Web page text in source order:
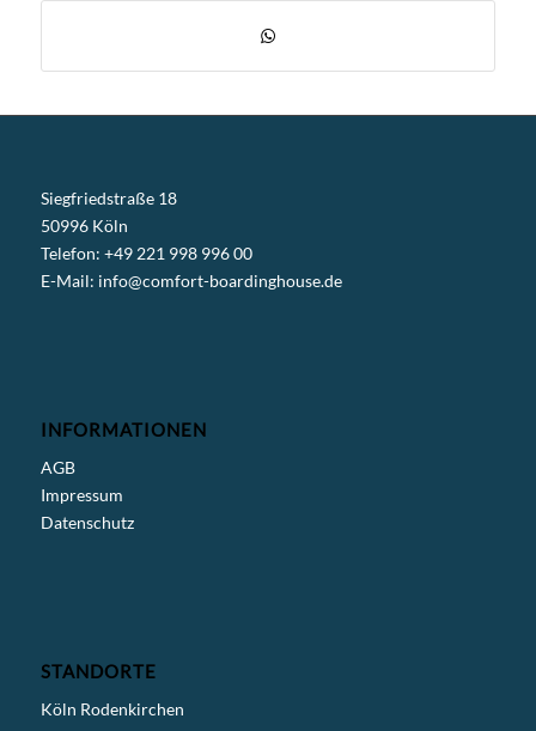
Siegfriedstraße 18
50996 Köln
Telefon: +49 221 998 996 00
E-Mail: info@comfort-boardinghouse.de
INFORMATIONEN
AGB
Impressum
Datenschutz
STANDORTE
Köln Rodenkirchen